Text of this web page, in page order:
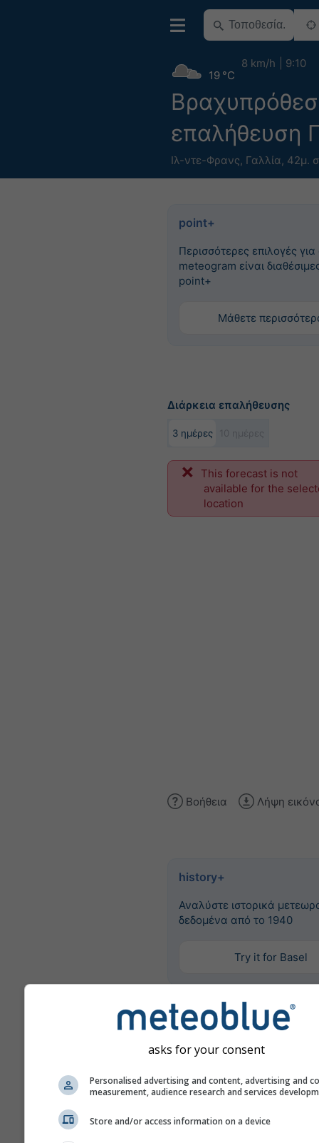
επαλήθευση
Ιλ-ντε-Φρανς, Γαλλία, 42μ.
19 °C
8 km/h 9:10
point+
Περισσότερες επιλογές
meteogram είναι
point+
Μάθετε
Διάρκεια επαλήθευσης
3 ημέρες
This forecast is not
available for the
location
Βοήθεια Λήψη
history+
Αναλύστε ιστορικά
δεδομένα από το 1940
Try it for Basel
Περισσότερα
δεδομένα
asks for your consent
Personalised advertising and content, advertising and
measurement, audience research and services
Store and/or access information on a device